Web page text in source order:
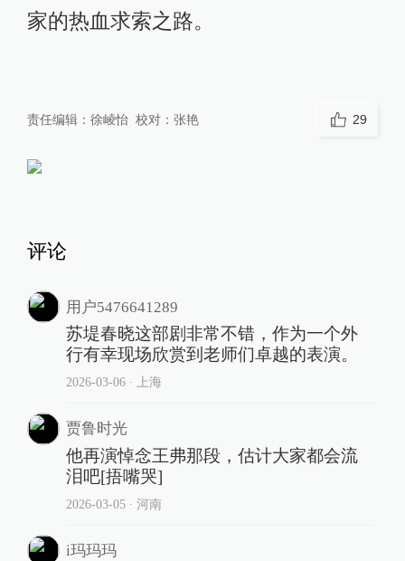
家的热血求索之路。
责任编辑： 徐崚怡 校对： 张艳 29
评论
用户5476641289
苏堤春晓这部剧非常不错，作为一个外
行有幸现场欣赏到老师们卓越的表演。
2026-03-06∙ 上海
贾鲁时光
他再演悼念王弗那段，估计大家都会流
泪吧[捂嘴哭]
2026-03-05∙ 河南
i玛玛玛